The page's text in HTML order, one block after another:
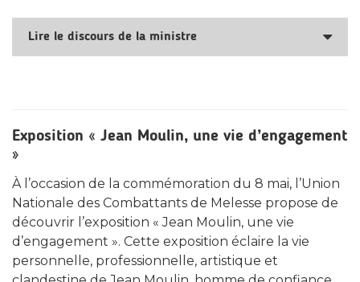
Lire le discours de la ministre
Exposition « Jean Moulin, une vie d’engagement
»
À l’occasion de la commémoration du 8 mai, l’Union
Nationale des Combattants de Melesse propose de
découvrir l’exposition « Jean Moulin, une vie
d’engagement ». Cette exposition éclaire la vie
personnelle, professionnelle, artistique et